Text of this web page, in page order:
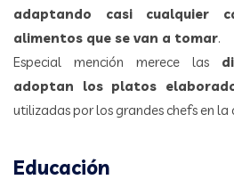
adaptando casi cualquier
alimentos que se van a tomar.
Especial mención merece las
adoptan los platos
utilizadas por los grandes chefs en la
Educación